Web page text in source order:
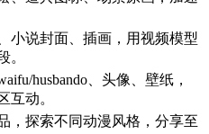
小说封面、插画，用视频模型
。
husbando、头像、壁纸，
互动。
，探索不同动漫风格，分享至